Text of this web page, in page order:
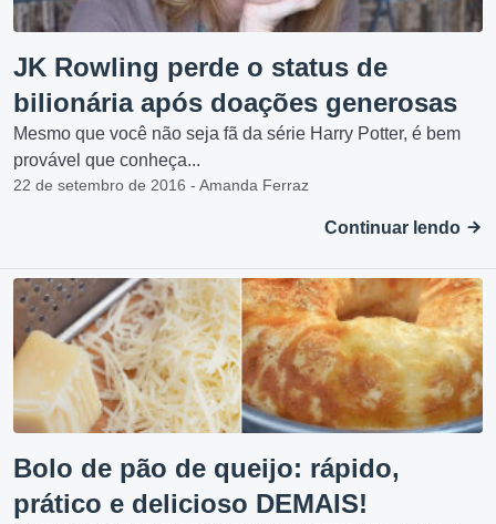
JK Rowling perde o status de
bilionária após doações generosas
Mesmo que você não seja fã da série Harry Potter, é bem
provável que conheça...
22 de setembro de 2016 - Amanda Ferraz
Continuar lendo
Bolo de pão de queijo: rápido,
prático e delicioso DEMAIS!